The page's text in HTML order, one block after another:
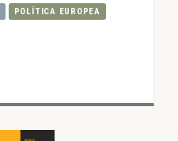
POLÍTICA EUROPEA